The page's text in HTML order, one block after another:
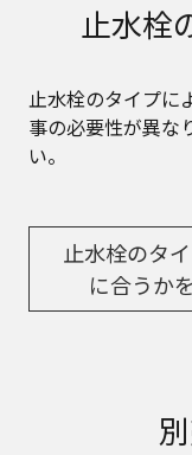
止水栓
止水栓のタイプに
事の必要性が異な
い。
止水栓のタ
に合うか